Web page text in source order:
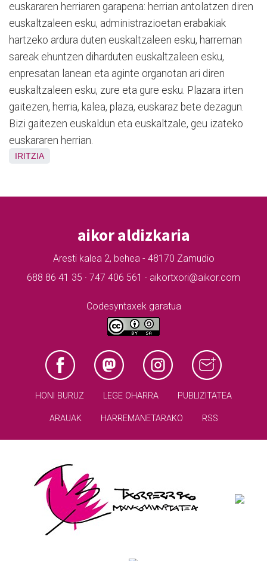
euskararen herriaren garapena: herrian antolatzen diren
euskaltzaleen esku, administrazioetan erabakiak
hartzeko ardura duten euskaltzaleen esku, harreman
sareak ehuntzen diharduten euskaltzaleen esku,
enpresatan lanean eta aginte organotan ari diren
euskaltzaleen esku, zure eta gure esku. Plazara irten
gaitezen, herria, kalea, plaza, euskaraz bete dezagun.
Bizi gaitezen euskaldun eta euskaltzale, geu izateko
euskararen herrian.
IRITZIA
aikor aldizkaria
Aresti kalea 2, behea - 48170 Zamudio
688 86 41 35 · 747 406 561 · aikortxori@aikor.com
Codesyntaxek garatua
HONI BURUZ LEGE OHARRA PUBLIZITATEA
ARAUAK HARREMANETARAKO RSS